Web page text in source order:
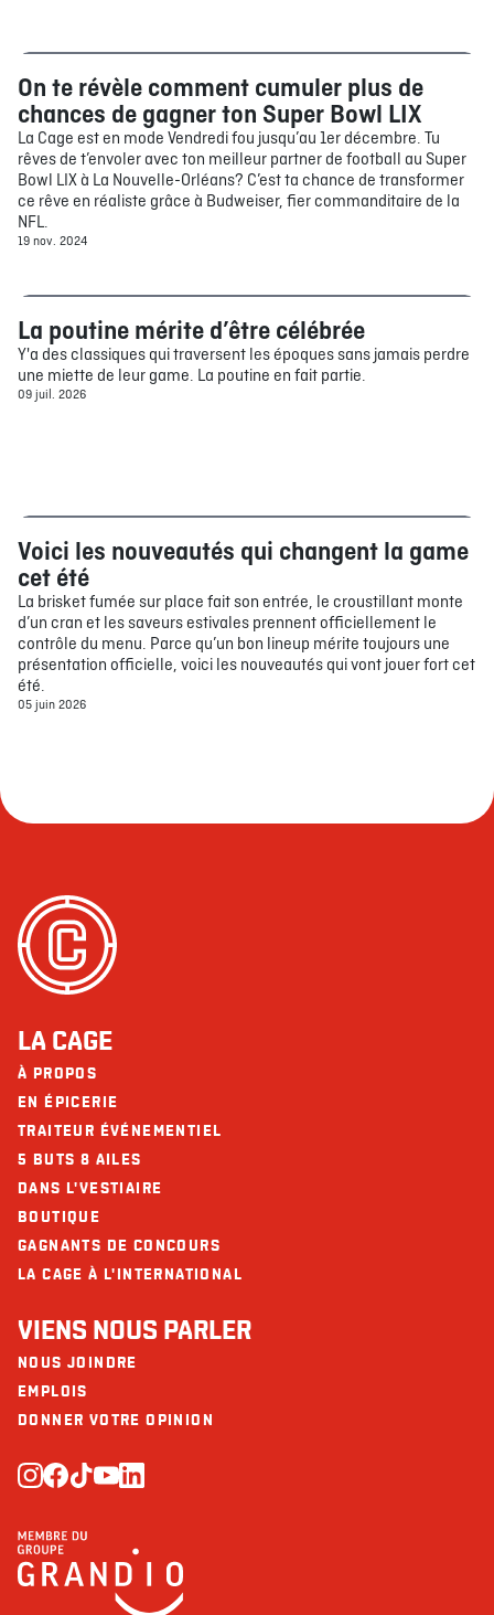
Club Cage Concours
On te révèle comment cumuler plus de
chances de gagner ton Super Bowl LIX
La Cage est en mode Vendredi fou jusqu’au 1er décembre. Tu
rêves de t’envoler avec ton meilleur partner de football au Super
Bowl LIX à La Nouvelle-Orléans? C’est ta chance de transformer
ce rêve en réaliste grâce à Budweiser, fier commanditaire de la
NFL.
19 nov. 2024
Bouffe
La poutine mérite d’être célébrée
Y'a des classiques qui traversent les époques sans jamais perdre
une miette de leur game. La poutine en fait partie.
09 juil. 2026
Bouffe
Voici les nouveautés qui changent la game
cet été
La brisket fumée sur place fait son entrée, le croustillant monte
d’un cran et les saveurs estivales prennent officiellement le
contrôle du menu. Parce qu’un bon lineup mérite toujours une
présentation officielle, voici les nouveautés qui vont jouer fort cet
été.
05 juin 2026
LA CAGE
À PROPOS
EN ÉPICERIE
TRAITEUR ÉVÉNEMENTIEL
5 BUTS 8 AILES
DANS L'VESTIAIRE
BOUTIQUE
GAGNANTS DE CONCOURS
LA CAGE À L'INTERNATIONAL
VIENS NOUS PARLER
NOUS JOINDRE
EMPLOIS
DONNER VOTRE OPINION